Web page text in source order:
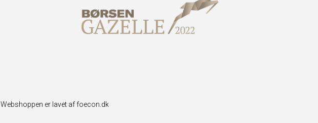
Webshoppen er lavet af foecon.dk